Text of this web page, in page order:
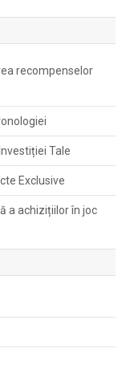
recompenselor
Tale
Exclusive
a achizițiilor în joc